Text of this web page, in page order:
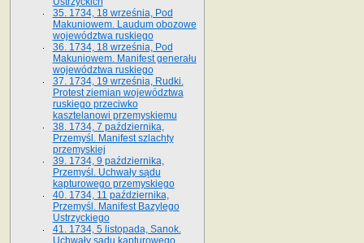
35. 1734, 18 września, Pod
Makuniowem. Laudum obozowe
województwa ruskiego
36. 1734, 18 września, Pod
Makuniowem. Manifest generału
województwa ruskiego
37. 1734, 19 września, Rudki.
Protest ziemian województwa
ruskiego przeciwko
kasztelanowi przemyskiemu
38. 1734, 7 października,
Przemyśl. Manifest szlachty
przemyskiej
39. 1734, 9 października,
Przemyśl. Uchwały sądu
kapturowego przemyskiego
40. 1734, 11 października,
Przemyśl. Manifest Bazylego
Ustrzyckiego
41. 1734, 5 listopada, Sanok.
Uchwały sądu kapturowego